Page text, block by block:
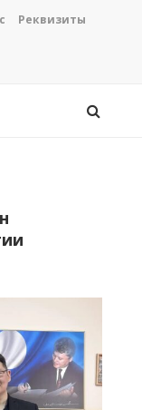
Реквизиты